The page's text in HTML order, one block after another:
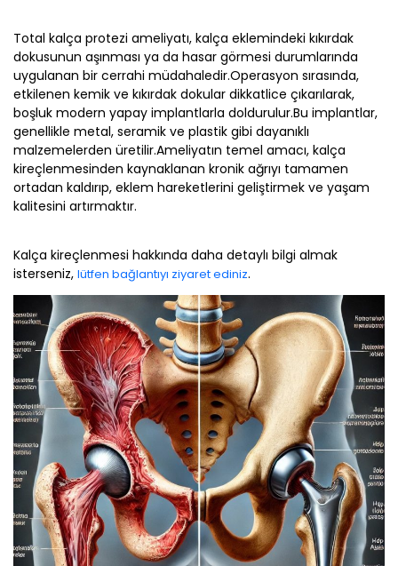
Total kalça protezi ameliyatı, kalça eklemindeki kıkırdak
dokusunun aşınması ya da hasar görmesi durumlarında
uygulanan bir cerrahi müdahaledir.Operasyon sırasında,
etkilenen kemik ve kıkırdak dokular dikkatlice çıkarılarak,
boşluk modern yapay implantlarla doldurulur.Bu implantlar,
genellikle metal, seramik ve plastik gibi dayanıklı
malzemelerden üretilir.Ameliyatın temel amacı, kalça
kireçlenmesinden kaynaklanan kronik ağrıyı tamamen
ortadan kaldırıp, eklem hareketlerini geliştirmek ve yaşam
kalitesini artırmaktır.
Kalça kireçlenmesi hakkında daha detaylı bilgi almak
isterseniz, lütfen bağlantıyı ziyaret ediniz.